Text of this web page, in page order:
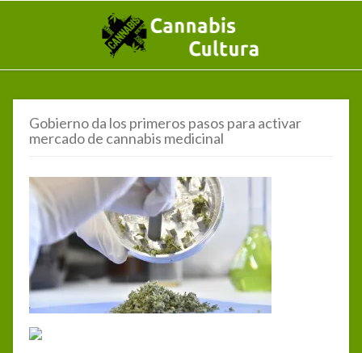
Gobierno da los primeros pasos para activar
mercado de cannabis medicinal